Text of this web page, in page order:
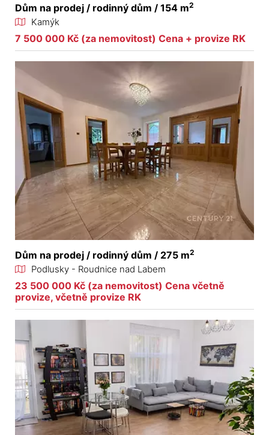
Dům na prodej / rodinný dům / 154 m2
Kamýk
7 500 000 Kč (za nemovitost) Cena + provize RK
Dům na prodej / rodinný dům / 275 m2
Podlusky - Roudnice nad Labem
23 500 000 Kč (za nemovitost) Cena včetně
provize, včetně provize RK